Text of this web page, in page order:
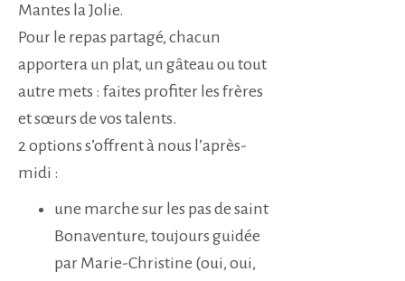
Mantes la Jolie.
Pour le repas partagé, chacun
apportera un plat, un gâteau ou tout
autre mets : faites profiter les frères
et sœurs de vos talents.
2 options s’offrent à nous l’après-
midi :
une marche sur les pas de saint
Bonaventure, toujours guidée
par Marie-Christine (oui, oui,